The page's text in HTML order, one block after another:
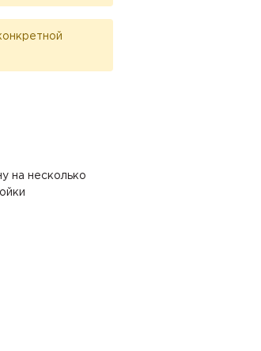
на несколько